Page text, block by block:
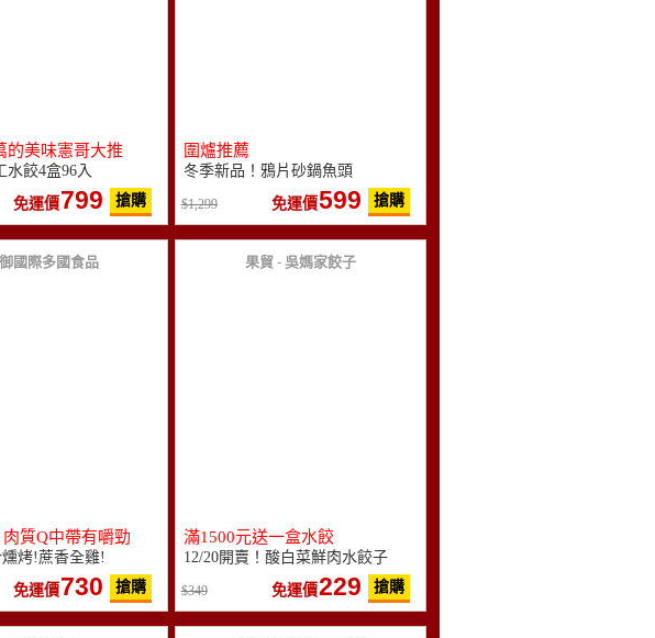
的美味憲哥大推
水餃4盒96入
免運價799 搶購
圍爐推薦
冬季新品！鴉片砂鍋魚頭
1,299 免運價599 搶購
國際多國食品
質Q中帶有嚼勁
烤!蔗香全雞!
免運價730 搶購
果貿 - 吳媽家餃子
滿1500元送一盒水餃
12/20開賣！酸白菜鮮肉水餃子
349 免運價229 搶購